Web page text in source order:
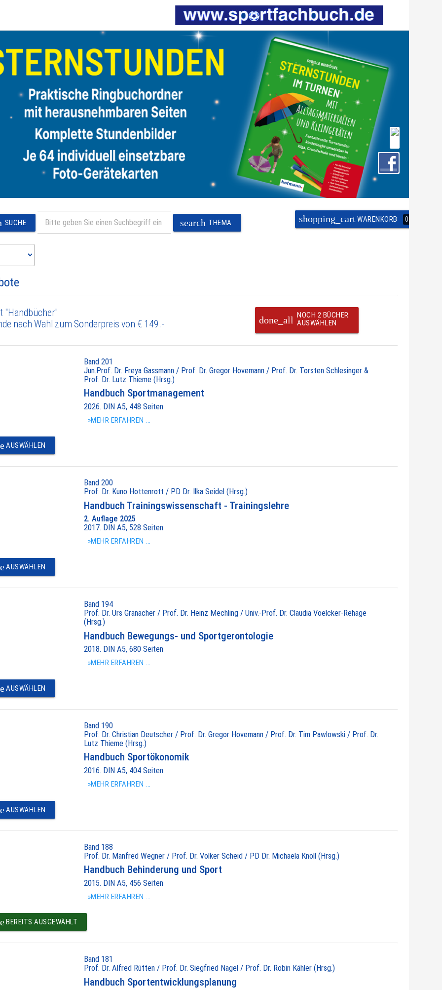
SUCHE search THEMA shopping_cartWARENKORB 0
"Handbücher"
nach Wahl zum Sonderpreis von € 149.-
done_all
NOCH 2 BÜCHER
AUSWÄHLEN
Band 201
Jun.Prof. Dr. Freya Gassmann / Prof. Dr. Gregor Hovemann / Prof. Dr. Torsten Schlesinger &
Prof. Dr. Lutz Thieme (Hrsg.)
Handbuch Sportmanagement
2026. DIN A5, 448 Seiten
»MEHR ERFAHREN ...
AUSWÄHLEN
Band 200
Prof. Dr. Kuno Hottenrott / PD Dr. Ilka Seidel (Hrsg.)
Handbuch Trainingswissenschaft - Trainingslehre
2. Auflage 2025
2017. DIN A5, 528 Seiten
»MEHR ERFAHREN ...
AUSWÄHLEN
Band 194
Prof. Dr. Urs Granacher / Prof. Dr. Heinz Mechling / Univ.-Prof. Dr. Claudia Voelcker-Rehage
(Hrsg.)
Handbuch Bewegungs- und Sportgerontologie
2018. DIN A5, 680 Seiten
»MEHR ERFAHREN ...
AUSWÄHLEN
Band 190
Prof. Dr. Christian Deutscher / Prof. Dr. Gregor Hovemann / Prof. Dr. Tim Pawlowski / Prof. Dr.
Lutz Thieme (Hrsg.)
Handbuch Sportökonomik
2016. DIN A5, 404 Seiten
»MEHR ERFAHREN ...
AUSWÄHLEN
Band 188
Prof. Dr. Manfred Wegner / Prof. Dr. Volker Scheid / PD Dr. Michaela Knoll (Hrsg.)
Handbuch Behinderung und Sport
2015. DIN A5, 456 Seiten
»MEHR ERFAHREN ...
BEREITS AUSGEWÄHLT
Band 181
Prof. Dr. Alfred Rütten / Prof. Dr. Siegfried Nagel / Prof. Dr. Robin Kähler (Hrsg.)
Handbuch Sportentwicklungsplanung